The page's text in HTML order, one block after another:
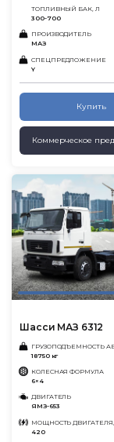
ТОПЛИВНЫЙ БАК, Л
300-700
ПРОИЗВОДИТЕЛЬ
МАЗ
СПЕЦПРЕДЛОЖЕНИЕ
Y
Купить
Коммерческое
Шасси МАЗ 6312
ГРУЗОПОДЪЕМНОСТЬ
18750 кг
КОЛЕСНАЯ ФОРМУЛА
6×4
ДВИГАТЕЛЬ
ЯМЗ-653
МОЩНОСТЬ ДВИГАТЕЛЯ,
420